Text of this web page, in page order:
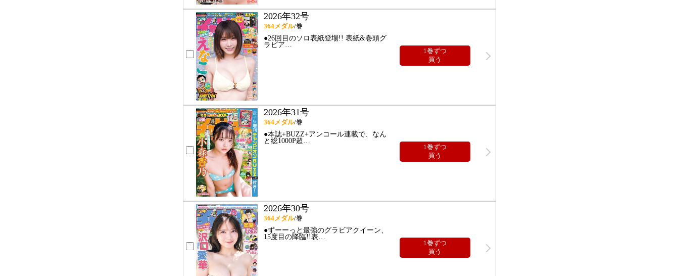
2026年32号
364メダル/巻
●26回目のソロ表紙登場!! 表紙&巻頭グ
ラビア…
1巻ずつ
買う
2026年31号
364メダル/巻
●本誌+BUZZ+アンコール連載で、なん
と総1000P超…
1巻ずつ
買う
2026年30号
364メダル/巻
●ずーーっと最強のグラビアクイーン、
15度目の降臨!!表…
1巻ずつ
買う